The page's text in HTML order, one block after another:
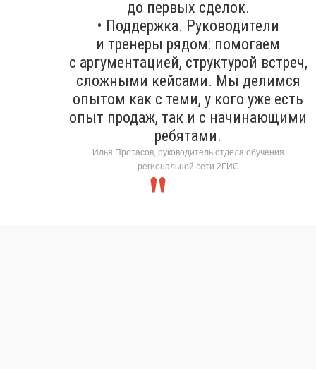
до первых сделок.
• Поддержка. Руководители
и тренеры рядом: помогаем
с аргументацией, структурой встреч,
сложными кейсами. Мы делимся
опытом как с теми, у кого уже есть
опыт продаж, так и с начинающими
ребятами.
Илья Протасов, руководитель отдела обучения
региональной сети 2ГИС